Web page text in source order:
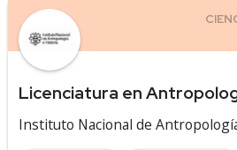
Licenciatura en
Instituto Nacional de